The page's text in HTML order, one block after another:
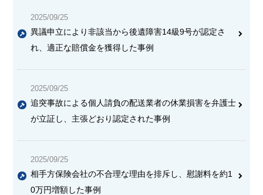
2025/09/25
異議申立により非該当から後遺障害14級9号が認定さ
れ、適正な賠償金を獲得した事例
2025/09/25
追突事故による個人請負の配送業者の休業損害を弁護士
が立証し、主張どおり認定された事例
2025/09/25
相手方保険会社の不合理な理由を排斥し、慰謝料を約1
0万円増額した事例